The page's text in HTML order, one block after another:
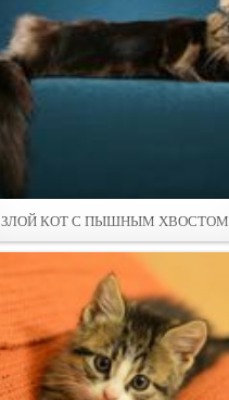
ЗЛОЙ КОТ С ПЫШНЫМ ХВОСТОМ